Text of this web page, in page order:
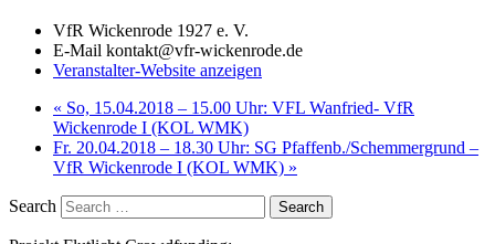
VfR Wickenrode 1927 e. V.
E-Mail kontakt@vfr-wickenrode.de
Veranstalter-Website anzeigen
« So, 15.04.2018 – 15.00 Uhr: VFL Wanfried- VfR
Wickenrode I (KOL WMK)
Fr. 20.04.2018 – 18.30 Uhr: SG Pfaffenb./​Schemmergrund –
VfR Wickenrode I (KOL WMK) »
Search